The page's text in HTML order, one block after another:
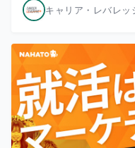
キャリア・レバレッ